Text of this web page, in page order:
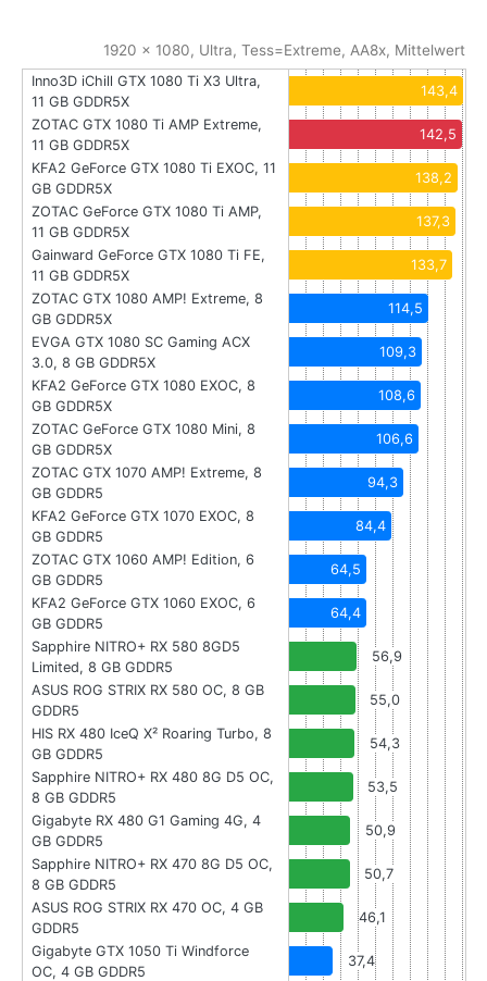
1920 x 1080, Ultra, Tess=Extreme, AA8x, Mittelwert
Inno3D iChill GTX 1080 Ti X3 Ultra,
11 GB GDDR5X
143,4
ZOTAC GTX 1080 Ti AMP Extreme,
11 GB GDDR5X
142,5
KFA2 GeForce GTX 1080 Ti EXOC, 11
GB GDDR5X
138,2
ZOTAC GeForce GTX 1080 Ti AMP,
11 GB GDDR5X
137,3
Gainward GeForce GTX 1080 Ti FE,
11 GB GDDR5X
133,7
ZOTAC GTX 1080 AMP! Extreme, 8
GB GDDR5X
114,5
EVGA GTX 1080 SC Gaming ACX
3.0, 8 GB GDDR5X
109,3
KFA2 GeForce GTX 1080 EXOC, 8
GB GDDR5X
108,6
ZOTAC GeForce GTX 1080 Mini, 8
GB GDDR5X
106,6
ZOTAC GTX 1070 AMP! Extreme, 8
GB GDDR5
94,3
KFA2 GeForce GTX 1070 EXOC, 8
GB GDDR5
84,4
ZOTAC GTX 1060 AMP! Edition, 6
GB GDDR5
64,5
KFA2 GeForce GTX 1060 EXOC, 6
GB GDDR5
64,4
Sapphire NITRO+ RX 580 8GD5
Limited, 8 GB GDDR5
56,9
ASUS ROG STRIX RX 580 OC, 8 GB
GDDR5
55,0
HIS RX 480 IceQ X² Roaring Turbo, 8
GB GDDR5
54,3
Sapphire NITRO+ RX 480 8G D5 OC,
8 GB GDDR5
53,5
Gigabyte RX 480 G1 Gaming 4G, 4
GB GDDR5
50,9
Sapphire NITRO+ RX 470 8G D5 OC,
8 GB GDDR5
50,7
ASUS ROG STRIX RX 470 OC, 4 GB
GDDR5
46,1
Gigabyte GTX 1050 Ti Windforce
OC, 4 GB GDDR5
37,4